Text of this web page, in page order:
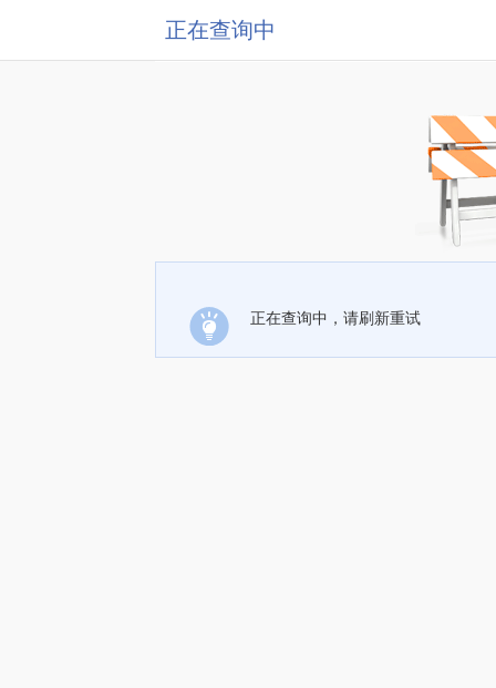
正在查询中
正在查询中，请刷新重试